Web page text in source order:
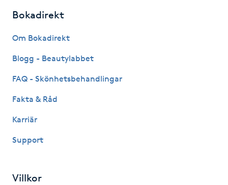
Hudföryngring
Hudvård
Hyaluronsyra
Bokadirekt
Om Bokadirekt
Blogg - Beautylabbet
FAQ - Skönhetsbehandlingar
Fakta & Råd
Karriär
Support
Villkor